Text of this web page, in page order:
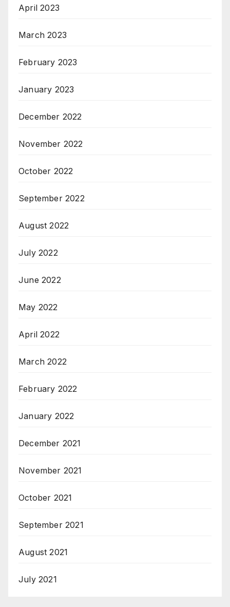
April 2023
March 2023
February 2023
January 2023
December 2022
November 2022
October 2022
September 2022
August 2022
July 2022
June 2022
May 2022
April 2022
March 2022
February 2022
January 2022
December 2021
November 2021
October 2021
September 2021
August 2021
July 2021